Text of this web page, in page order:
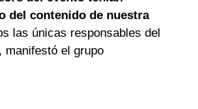
del contenido de nuestra
las únicas responsables del
manifestó el grupo